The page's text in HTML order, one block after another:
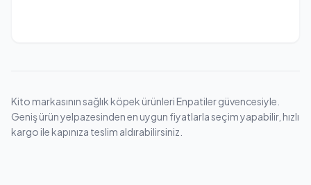
Kito markasının sağlık köpek ürünleri Enpatiler güvencesiyle.
Geniş ürün yelpazesinden en uygun fiyatlarla seçim yapabilir, hızlı
kargo ile kapınıza teslim aldırabilirsiniz.